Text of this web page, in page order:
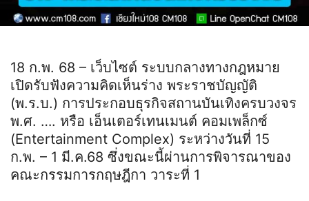
18 ก.พ. 68 – เว็บไซต์ ระบบกลางทางกฎหมาย
เปิดรับฟังความคิดเห็นร่าง พระราชบัญญัติ
(พ.ร.บ.) การประกอบธุรกิจสถานบันเทิงครบวงจร
พ.ศ. …. หรือ เอ็นเตอร์เทนเมนต์ คอมเพล็กซ์
(Entertainment Complex) ระหว่างวันที่ 15
ก.พ. – 1 มี.ค.68 ซึ่งขณะนี้ผ่านการพิจารณาของ
คณะกรรมการกฤษฎีกา วาระที่ 1